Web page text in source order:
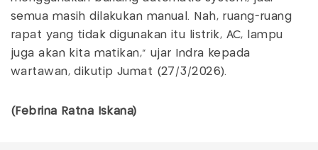
semua masih dilakukan manual. Nah, ruang-ruang
rapat yang tidak digunakan itu listrik, AC, lampu
juga akan kita matikan," ujar Indra kepada
wartawan, dikutip Jumat (27/3/2026).
(Febrina Ratna Iskana)